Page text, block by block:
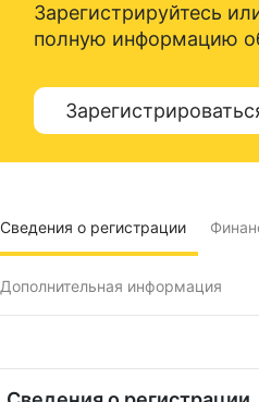
Зарегистрируйтесь
полную информацию
Сведения о регистрации
Дополнительная информация